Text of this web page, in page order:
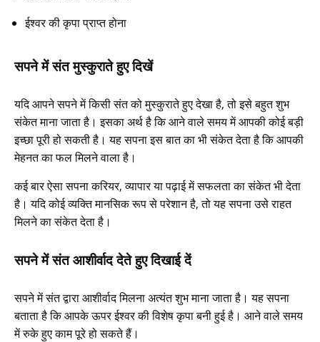
ईश्वर की कृपा प्राप्त होना
सपने में संत मुस्कुराते हुए दिखें
यदि आपने सपने में किसी संत को मुस्कुराते हुए देखा है, तो इसे बहुत शुभ
संकेत माना जाता है। इसका अर्थ है कि आने वाले समय में आपकी कोई बड़ी
इच्छा पूरी हो सकती है। यह सपना इस बात का भी संकेत देता है कि आपकी
मेहनत का फल मिलने वाला है।
कई बार ऐसा सपना करियर, व्यापार या पढ़ाई में सफलता का संकेत भी देता
है। यदि कोई व्यक्ति मानसिक रूप से परेशान है, तो यह सपना उसे राहत
मिलने का संकेत देता है।
सपने में संत आशीर्वाद देते हुए दिखाई दें
सपने में संत द्वारा आशीर्वाद मिलना अत्यंत शुभ माना जाता है। यह सपना
बताता है कि आपके ऊपर ईश्वर की विशेष कृपा बनी हुई है। आने वाले समय
में रुके हुए काम पूरे हो सकते हैं।